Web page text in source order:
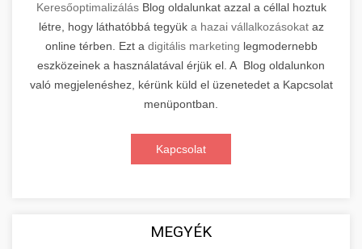
KeresőoptimalizálásBlog oldalunkat azzal a céllal hoztuk
létre, hogy láthatóbbá tegyük a hazai vállalkozásokataz
online térben. Ezt a digitális marketing legmodernebb
eszközeinek a használatával érjük el. A Blog oldalunkon
való megjelenéshez, kérünk küld el üzenetedet a Kapcsolat
menüpontban.
Kapcsolat
MEGYÉK